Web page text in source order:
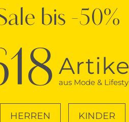
bis -50%
aus Mode &
HERREN KINDER